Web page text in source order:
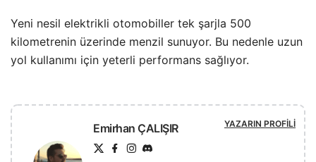
Yeni nesil elektrikli otomobiller tek şarjla 500
kilometrenin üzerinde menzil sunuyor. Bu nedenle uzun
yol kullanımı için yeterli performans sağlıyor.
Emirhan ÇALIŞIR YAZARIN PROFILI